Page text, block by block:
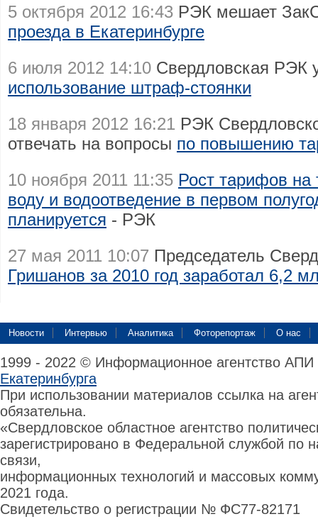
5 октября 2012 16:43 РЭК мешает
проезда в Екатеринбурге
6 июля 2012 14:10 Свердловская РЭК
использование штраф-стоянки
18 января 2012 16:21 РЭК
отвечать на вопросы по повышению
10 ноября 2011 11:35 Рост тарифов на
воду и водоотведение в первом
планируется - РЭК
27 мая 2011 10:07 Председатель
Гришанов за 2010 год заработал 6,2
Новости Интервью Аналитика Фоторепортаж О нас
1999 - 2022 © Информационное агентство
Екатеринбурга
При использовании материалов ссылка на
обязательна.
«Свердловское областное агентство
зарегистрировано в Федеральной службой по
связи,
информационных технологий и массовых
2021 года.
Свидетельство о регистрации № ФС77-82171